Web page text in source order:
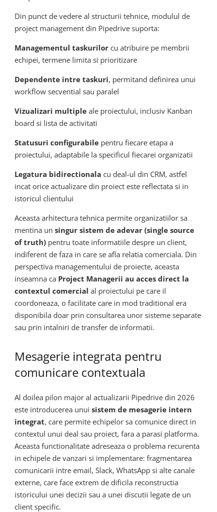
Din punct de vedere al structurii tehnice, modulul de
project management din Pipedrive suporta:
Managementul taskurilor cu atribuire pe membrii
echipei, termene limita si prioritizare
Dependente intre taskuri, permitand definirea unui
workflow secvential sau paralel
Vizualizari multiple ale proiectului, inclusiv Kanban
board si lista de activitati
Statusuri configurabile pentru fiecare etapa a
proiectului, adaptabile la specificul fiecarei organizatii
Legatura bidirectionala cu deal-ul din CRM, astfel
incat orice actualizare din proiect este reflectata si in
istoricul clientului
Aceasta arhitectura tehnica permite organizatiilor sa
mentina un singur sistem de adevar (single source
of truth) pentru toate informatiile despre un client,
indiferent de faza in care se afla relatia comerciala. Din
perspectiva managementului de proiecte, aceasta
inseamna ca Project Managerii au acces direct la
contextul comercial al proiectului pe care il
coordoneaza, o facilitate care in mod traditional era
disponibila doar prin consultarea unor sisteme separate
sau prin intalniri de transfer de informatii.
Mesagerie integrata pentru
comunicare contextuala
Al doilea pilon major al actualizarii Pipedrive din 2026
este introducerea unui sistem de mesagerie intern
integrat, care permite echipelor sa comunice direct in
contextul unui deal sau proiect, fara a parasi platforma.
Aceasta functionalitate adreseaza o problema recurenta
in echipele de vanzari si implementare: fragmentarea
comunicarii intre email, Slack, WhatsApp si alte canale
externe, care face extrem de dificila reconstructia
istoricului unei decizii sau a unei discutii legate de un
client specific.